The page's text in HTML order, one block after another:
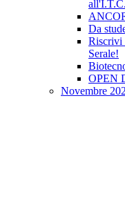
Da
Riscrivi
Serale!
OPEN
Novembre